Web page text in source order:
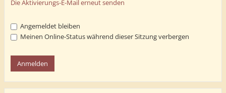
Die Aktivierungs-E-Mail erneut senden
Angemeldet bleiben
Meinen Online-Status während dieser Sitzung verbergen